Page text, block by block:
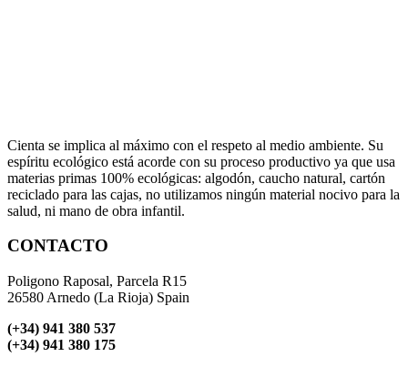
Cienta se implica al máximo con el respeto al medio ambiente. Su
espíritu ecológico está acorde con su proceso productivo ya que usa
materias primas 100% ecológicas: algodón, caucho natural, cartón
reciclado para las cajas, no utilizamos ningún material nocivo para la
salud, ni mano de obra infantil.
CONTACTO
Poligono Raposal, Parcela R15
26580 Arnedo (La Rioja) Spain
(+34) 941 380 537
(+34) 941 380 175